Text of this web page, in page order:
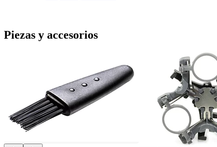
Piezas y accesorios